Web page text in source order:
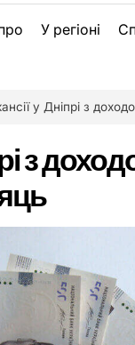
У регіоні
у Дніпрі з
з